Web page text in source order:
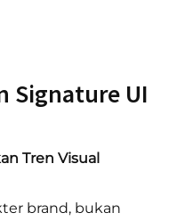
Signature UI
Tren Visual
brand, bukan